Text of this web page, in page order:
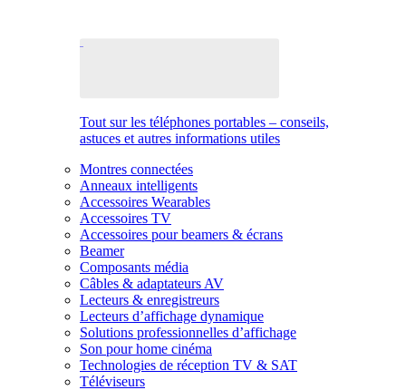
Tout sur les téléphones portables – conseils,
astuces et autres informations utiles
Montres connectées
Anneaux intelligents
Accessoires Wearables
Accessoires TV
Accessoires pour beamers & écrans
Beamer
Composants média
Câbles & adaptateurs AV
Lecteurs & enregistreurs
Lecteurs d’affichage dynamique
Solutions professionnelles d’affichage
Son pour home cinéma
Technologies de réception TV & SAT
Téléviseurs